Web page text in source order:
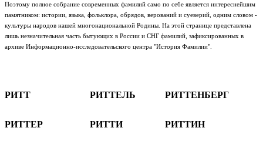
Поэтому полное собрание современных фамилий само по себе является интереснейшим
памятником: истории, языка, фольклора, обрядов, верований и суеверий, одним словом -
культуры народов нашей многонациональной Родины. На этой странице представлена
лишь незначительная часть бытующих в России и СНГ фамилий, зафиксированных в
архиве Информационно-исследовательского центра "История Фамилии".
РИТТ РИТТЕЛЬ РИТТЕНБЕРГ
РИТТЕР РИТТИ РИТТИН